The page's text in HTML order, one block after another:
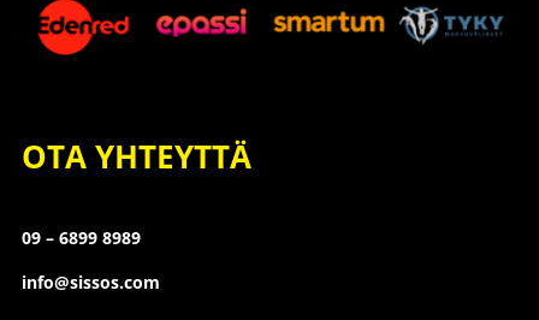
OTA YHTEYTTÄ
09 – 6899 8989
info@sissos.com